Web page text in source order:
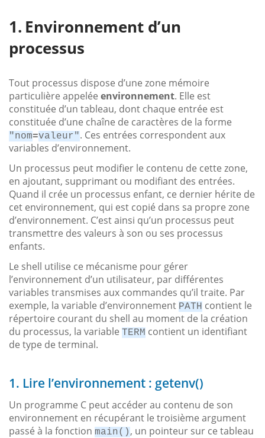
Environnement d’un
processus
Tout processus dispose d’une zone mémoire
particulière appelée environnement. Elle est
constituée d’un tableau, dont chaque entrée est
constituée d’une chaîne de caractères de la forme
"nom=valeur". Ces entrées correspondent aux
variables d’environnement.
Un processus peut modifier le contenu de cette zone,
en ajoutant, supprimant ou modifiant des entrées.
Quand il crée un processus enfant, ce dernier hérite de
cet environnement, qui est copié dans sa propre zone
d’environnement. C’est ainsi qu’un processus peut
transmettre des valeurs à son ou ses processus
enfants.
Le shell utilise ce mécanisme pour gérer
l’environnement d’un utilisateur, par différentes
variables transmises aux commandes qu’il traite. Par
exemple, la variable d’environnement PATH contient le
répertoire courant du shell au moment de la création
du processus, la variable TERM contient un identifiant
de type de terminal.
1. Lire l’environnement : getenv()
Un programme C peut accéder au contenu de son
environnement en récupérant le troisième argument
passé à la fonction main() , un pointeur sur ce tableau